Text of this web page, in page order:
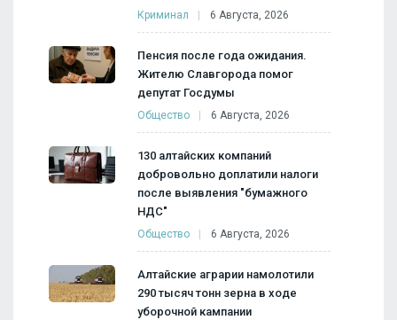
Криминал 6 Августа, 2026
Пенсия после года ожидания.
Жителю Славгорода помог
депутат Госдумы
Общество 6 Августа, 2026
130 алтайских компаний
добровольно доплатили налоги
после выявления "бумажного
НДС"
Общество 6 Августа, 2026
Алтайские аграрии намолотили
290 тысяч тонн зерна в ходе
уборочной кампании